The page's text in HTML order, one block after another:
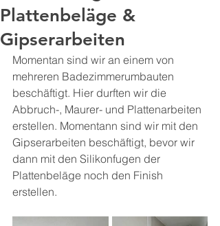
Plattenbeläge &
Gipserarbeiten
Momentan sind wir an einem von
mehreren Badezimmerumbauten
beschäftigt. Hier durften wir die
Abbruch-, Maurer- und Plattenarbeiten
erstellen. Momentann sind wir mit den
Gipserarbeiten beschäftigt, bevor wir
dann mit den Silikonfugen der
Plattenbeläge noch den Finish
erstellen.